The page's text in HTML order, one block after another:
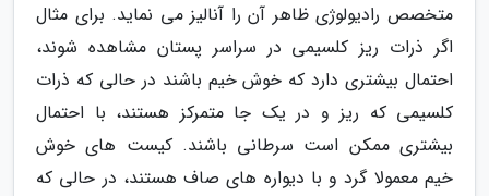
متخصص رادیولوژی ظاهر آن را آنالیز می نماید. برای مثال
اگر ذرات ریز کلسیمی در سراسر پستان مشاهده شوند،
احتمال بیشتری دارد که خوش خیم باشند در حالی که ذرات
کلسیمی که ریز و در یک جا متمرکز هستند، با احتمال
بیشتری ممکن است سرطانی باشند. کیست های خوش
خیم معمولا گرد و با دیواره های صاف هستند، در حالی که